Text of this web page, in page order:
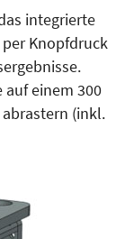
integrierte
Knopfdruck
auf einem 300
(inkl.